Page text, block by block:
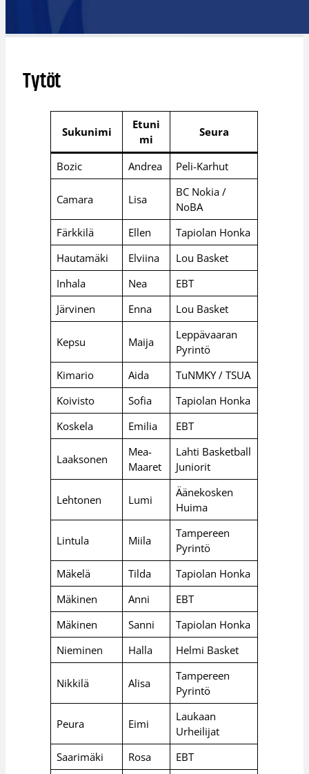
Tytöt
Sukunimi
Etuni
mi
Seura
Bozic Andrea Peli-Karhut
Camara Lisa
BC Nokia /
NoBA
Färkkilä
Ellen
Tapiolan Honka
Hautamäki
Elviina
Lou Basket
Inhala
Nea
EBT
Järvinen
Enna Lou Basket
Kepsu Maija
Leppävaaran
Pyrintö
Kimario
Aida
TuNMKY / TSUA
Koivisto
Sofia
Tapiolan Honka
Koskela
Emilia EBT
Laaksonen
Mea-
Maaret
Lahti Basketball
Juniorit
Lehtonen Lumi
Äänekosken
Huima
Lintula Miila
Tampereen
Pyrintö
Mäkelä
Tilda
Tapiolan Honka
Mäkinen
Anni
EBT
Mäkinen
Sanni
Tapiolan Honka
Nieminen
Halla Helmi Basket
Nikkilä Alisa
Tampereen
Pyrintö
Peura Eimi
Laukaan
Urheilijat
Saarimäki
Rosa EBT